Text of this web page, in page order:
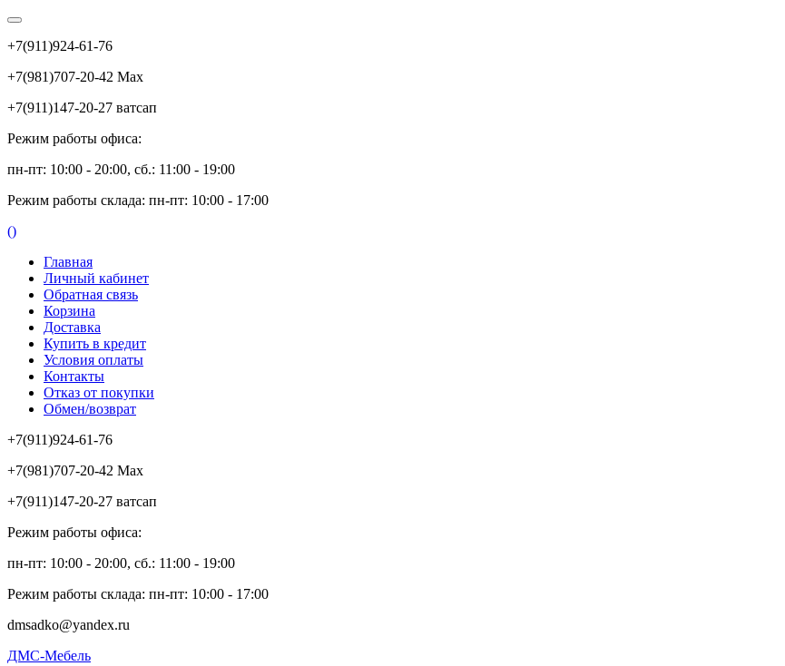
+7(911)924-61-76
+7(981)707-20-42 Max
+7(911)147-20-27 ватсап
Режим работы офиса:
пн-пт: 10:00 - 20:00, сб.: 11:00 - 19:00
Режим работы склада: пн-пт: 10:00 - 17:00
()
Главная
Личный кабинет
Обратная связь
Корзина
Доставка
Купить в кредит
Условия оплаты
Контакты
Отказ от покупки
Обмен/возврат
+7(911)924-61-76
+7(981)707-20-42 Max
+7(911)147-20-27 ватсап
Режим работы офиса:
пн-пт: 10:00 - 20:00, сб.: 11:00 - 19:00
Режим работы склада: пн-пт: 10:00 - 17:00
dmsadko@yandex.ru
ДМС-Мебель